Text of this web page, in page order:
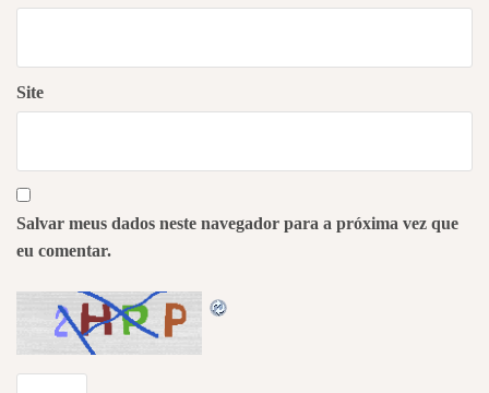
Site
Salvar meus dados neste navegador para a próxima vez que
eu comentar.